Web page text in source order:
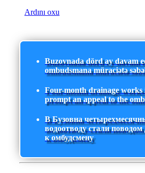
Ardını oxu
Buzovnada dörd ay davam
ombudsmana müraciətə
Four-month drainage works
prompt an appeal to the
В Бузовна
водоотводу стали
к омбудсмену